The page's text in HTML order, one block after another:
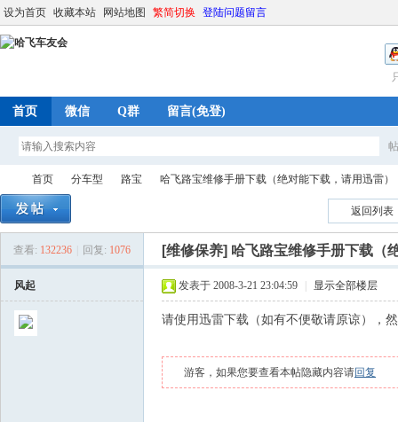
设为首页 收藏本站 网站地图 繁简切换 登陆问题留言
首页 微信 Q群 留言(免登)
»
首页
›
分车型
›
路宝 哈飞路宝维修手册下载（绝对能下载，请用迅雷）
返回列表
查看: 132236 回复: 1076 [维修保养] 哈飞路宝维修手册下载（
风起 发表于 2008-3-21 23:04:59 显示全部楼层
请使用迅雷下载（如有不便敬请原谅），
游客，如果您要查看本帖隐藏内容请回复